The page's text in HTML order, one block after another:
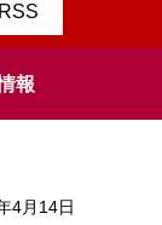
報
4月14日